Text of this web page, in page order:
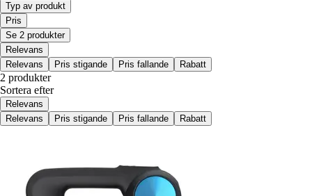
Typ av produkt
Pris
Se 2 produkter
Relevans
Relevans
Pris stigande Pris fallande Rabatt
2 produkter
Sortera efter
Relevans
Relevans
Pris stigande Pris fallande Rabatt